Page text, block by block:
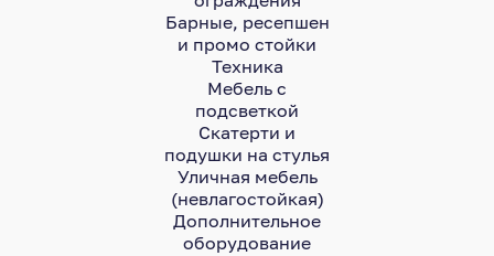
Барные, ресепшен
и промо стойки
Техника
Мебель с
подсветкой
Скатерти и
подушки на стулья
Уличная мебель
(невлагостойкая)
Дополнительное
оборудование